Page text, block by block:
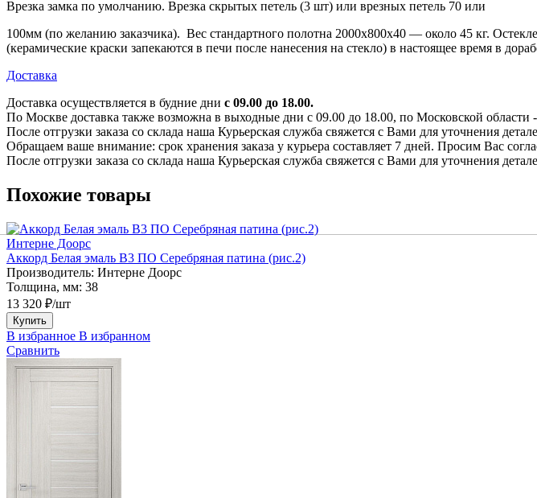
Врезка замка по умолчанию. Врезка скрытых петель (3 шт) или врезных петель 70 или
100мм (по желанию заказчика). Вес стандартного полотна 2000х800х40 — около 45 кг.
(керамические краски запекаются в печи после нанесения на стекло) в настоящее время в
Доставка
Доставка осуществляется в будние дни с 09.00 до 18.00.
По Москве доставка также возможна в выходные дни с 09.00 до 18.00, по Московской области
После отгрузки заказа со склада наша Курьерская служба свяжется с Вами для уточнения
Обращаем ваше внимание: срок хранения заказа у курьера составляет 7 дней. Просим Вас
После отгрузки заказа со склада наша Курьерская служба свяжется с Вами для уточнения
Похожие товары
Интерне Доорс
Аккорд Белая эмаль В3 ПО Серебряная патина (рис.2)
Производитель: Интерне Доорс
Толщина, мм: 38
13 320 ₽/шт
Купить
В избранное В избранном
Сравнить